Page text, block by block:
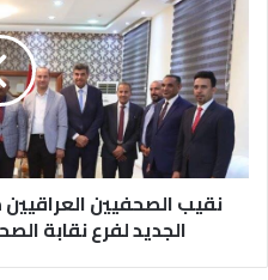
نقيب الصحفيين
الجديد لفرع نقابة